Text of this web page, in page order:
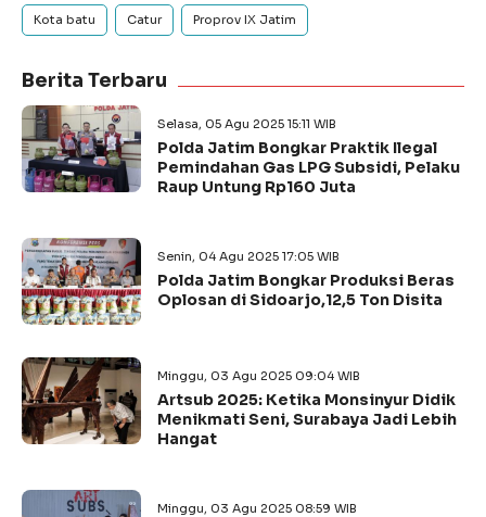
Kota batu Catur Proprov IX Jatim
Berita Terbaru
Selasa, 05 Agu 2025 15:11 WIB
Polda Jatim Bongkar Praktik Ilegal
Pemindahan Gas LPG Subsidi, Pelaku
Raup Untung Rp160 Juta
Senin, 04 Agu 2025 17:05 WIB
Polda Jatim Bongkar Produksi Beras
Oplosan di Sidoarjo,12,5 Ton Disita
Minggu, 03 Agu 2025 09:04 WIB
Artsub 2025: Ketika Monsinyur Didik
Menikmati Seni, Surabaya Jadi Lebih
Hangat
Minggu, 03 Agu 2025 08:59 WIB